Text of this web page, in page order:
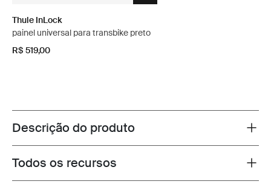
Thule InLock
painel universal para transbike preto
R$ 519,00
Toggle overview
Descrição do produto
Toggle features
Todos os recursos